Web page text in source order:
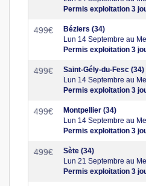
Permis exploitation 3
499€
Béziers (34)
Lun 14 Septembre au
Permis exploitation 3
499€
Saint-Gély-du-Fesc (34)
Lun 14 Septembre au
Permis exploitation 3
499€
Montpellier (34)
Lun 14 Septembre au
Permis exploitation 3
499€
Sète (34)
Lun 21 Septembre au
Permis exploitation 3